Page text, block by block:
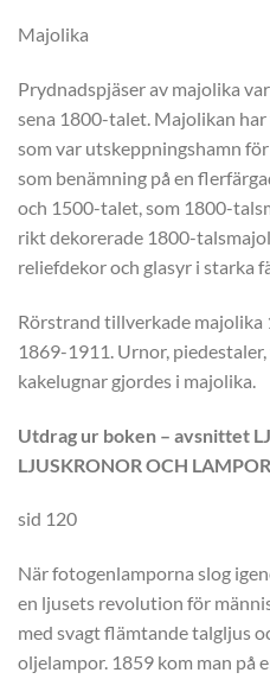
Majolika
Prydnadspjäser av majolika
sena 1800-talet. Majolikan
som var utskeppningshamn
som benämning på en
och 1500-talet, som 1800-
rikt dekorerade 1800-
reliefdekor och glasyr i starka
Rörstrand tillverkade majolika
1869-1911. Urnor,
kakelugnar gjordes i majolika.
Utdrag ur boken – avsnittet
LJUSKRONOR OCH LAMPOR
sid 120
När fotogenlamporna slog
en ljusets revolution för
med svagt flämtande talgljus
oljelampor. 1859 kom man på